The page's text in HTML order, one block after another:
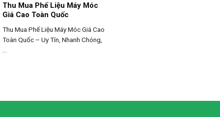
Thu Mua Phế Liệu Máy Móc
Giá Cao Toàn Quốc
Thu Mua Phế Liệu Máy Móc Giá Cao
Toàn Quốc – Uy Tín, Nhanh Chóng,